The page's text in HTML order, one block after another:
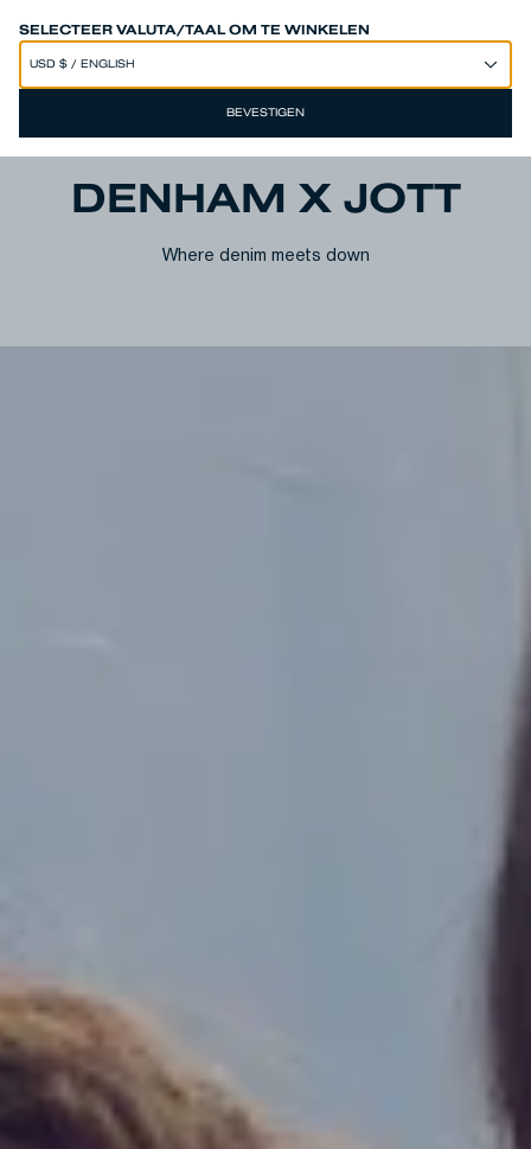
SELECTEER VALUTA/TAAL OM TE WINKELEN
BEVESTIGEN
50% OFF SITEWIDE*
DENHAM X JOTT
Where denim meets down